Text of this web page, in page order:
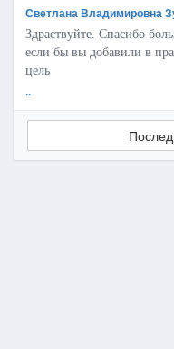
Светлана Владимировна
Здраствуйте. Спасибо
если бы вы добавили в
цель
..